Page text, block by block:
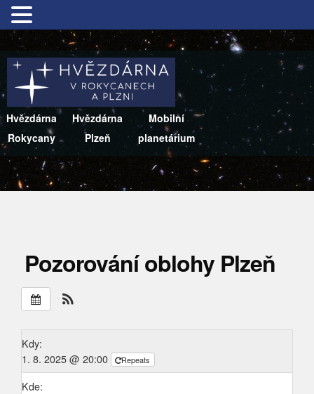
Hvězdárna
Rokycany
Hvězdárna
Plzeň
Mobilní
planetárium
Pozorování oblohy Plzeň
Kdy:
1. 8. 2025 @ 20:00
Repeats
Kde: